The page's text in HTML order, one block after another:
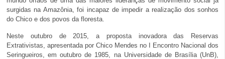
surgidas na Amazônia, foi incapaz de impedir a realização dos sonhos
do Chico e dos povos da floresta.
Neste outubro de 2015, a proposta inovadora das Reservas
Extrativistas, apresentada por Chico Mendes no I Encontro Nacional dos
Seringueiros, em outubro de 1985, na Universidade de Brasília (UnB),